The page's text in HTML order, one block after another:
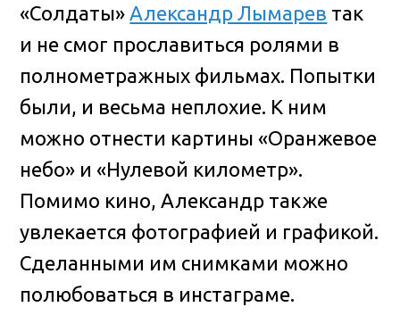
«Солдаты» Александр Лымарев так
и не смог прославиться ролями в
полнометражных фильмах. Попытки
были, и весьма неплохие. К ним
можно отнести картины «Оранжевое
небо» и «Нулевой километр».
Помимо кино, Александр также
увлекается фотографией и графикой.
Сделанными им снимками можно
полюбоваться в инстаграме.